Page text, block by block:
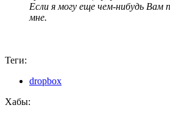
Если я могу еще чем-нибудь Вам
мне.
Теги:
dropbox
Хабы: